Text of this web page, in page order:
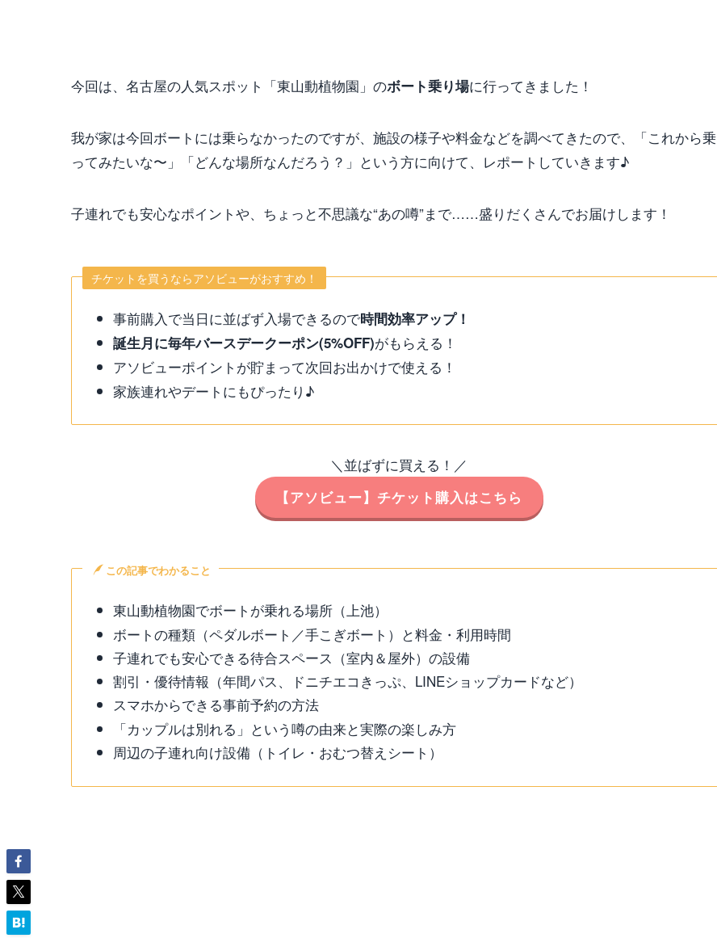
今回は、名古屋の人気スポット「東山動植物園」のボート乗り場に行ってきました！
我が家は今回ボートには乗らなかったのですが、施設の様子や料金などを調べてきたので、「これから乗
ってみたいな〜」「どんな場所なんだろう？」という方に向けて、レポートしていきます♪
子連れでも安心なポイントや、ちょっと不思議な“あの噂”まで……盛りだくさんでお届けします！
チケットを買うならアソビューがおすすめ！
事前購入で当日に並ばず入場できるので時間効率アップ！
誕生月に毎年バースデークーポン(5%OFF)がもらえる！
アソビューポイントが貯まって次回お出かけで使える！
家族連れやデートにもぴったり♪
＼並ばずに買える！／
【アソビュー】チケット購入はこちら
この記事でわかること
東山動植物園でボートが乗れる場所（上池）
ボートの種類（ペダルボート／手こぎボート）と料金・利用時間
子連れでも安心できる待合スペース（室内＆屋外）の設備
割引・優待情報（年間パス、ドニチエコきっぷ、LINEショップカードなど）
スマホからできる事前予約の方法
「カップルは別れる」という噂の由来と実際の楽しみ方
周辺の子連れ向け設備（トイレ・おむつ替えシート）